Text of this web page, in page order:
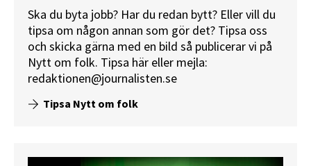
Ska du byta jobb? Har du redan bytt? Eller vill du
tipsa om någon annan som gör det? Tipsa oss
och skicka gärna med en bild så publicerar vi på
Nytt om folk. Tipsa här eller mejla:
redaktionen@journalisten.se
Tipsa Nytt om folk